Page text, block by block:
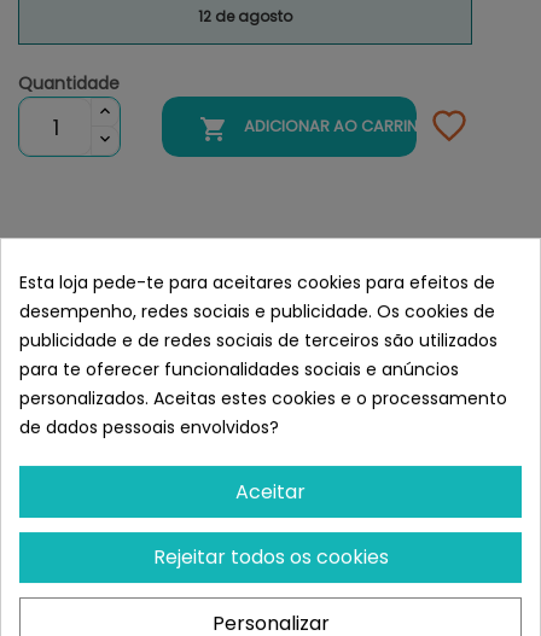
12 de agosto
Quantidade
 ADICIONAR AO CARRINHO
Dog Adult Medium & Large Ocean
Wonders
Esta loja pede-te para aceitares cookies para efeitos de
desempenho, redes sociais e publicidade. Os cookies de
publicidade e de redes sociais de terceiros são utilizados
para te oferecer funcionalidades sociais e anúncios
personalizados. Aceitas estes cookies e o processamento
de dados pessoais envolvidos?
Aceitar
Rejeitar todos os cookies
Personalizar